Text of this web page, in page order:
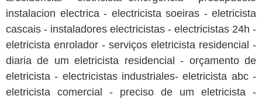
instalacion electrica - electricista soeiras - eletricista
cascais - instaladores electricistas - electricistas 24h -
eletricista enrolador - serviços eletricista residencial -
diaria de um eletricista residencial - orçamento de
eletricista - electricistas industriales- eletricista abc -
eletricista comercial - preciso de um eletricista -